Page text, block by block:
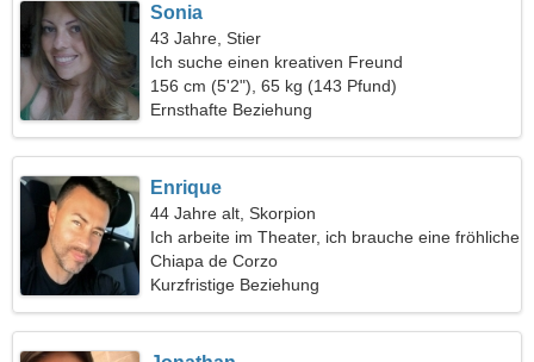
Sonia
43 Jahre, Stier
Ich suche einen kreativen Freund
156 cm (5'2"), 65 kg (143 Pfund)
Ernsthafte Beziehung
Enrique
44 Jahre alt, Skorpion
Ich arbeite im Theater, ich brauche eine fröhliche
Frau
Chiapa de Corzo
Kurzfristige Beziehung